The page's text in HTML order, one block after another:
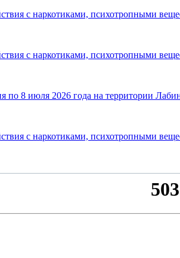
с наркотиками, психотропными
с наркотиками, психотропными
по 8 июля 2026 года на территории
с наркотиками, психотропными